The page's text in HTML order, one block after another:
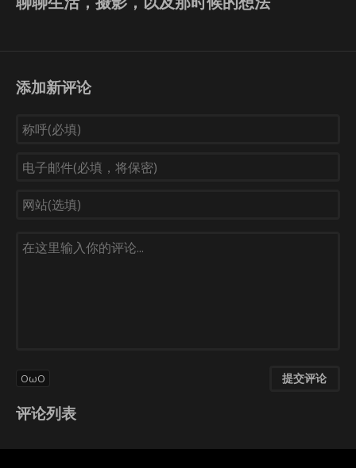
添加新评论
OωO 提交评论
评论列表